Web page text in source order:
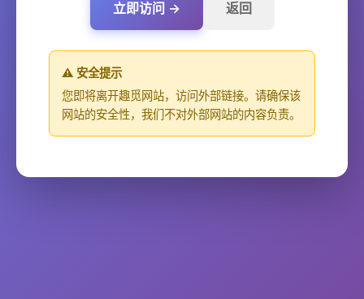
立即访问 → 返回
⚠️ 安全提示
您即将离开趣觅网站，访问外部链接。请确保该
网站的安全性，我们不对外部网站的内容负责。